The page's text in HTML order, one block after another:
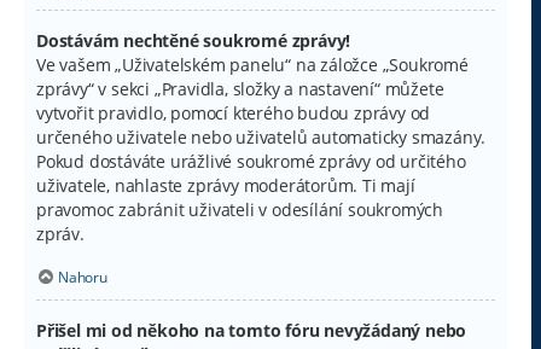
Dostávám nechtěné soukromé zprávy!
Ve vašem „Uživatelském panelu“ na záložce „Soukromé
zprávy“ v sekci „Pravidla, složky a nastavení“ můžete
vytvořit pravidlo, pomocí kterého budou zprávy od
určeného uživatele nebo uživatelů automaticky smazány.
Pokud dostáváte urážlivé soukromé zprávy od určitého
uživatele, nahlaste zprávy moderátorům. Ti mají
pravomoc zabránit uživateli v odesílání soukromých
zpráv.
Nahoru
Přišel mi od někoho na tomto fóru nevyžádaný nebo